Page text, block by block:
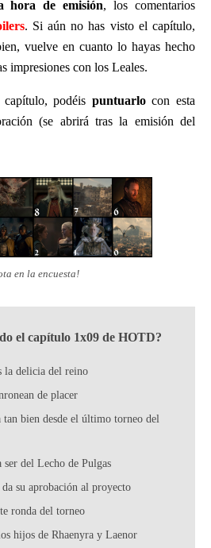
hora de emisión, los comentarios
. Si aún no has visto el capítulo,
vuelve en cuanto lo hayas hecho
impresiones con los Leales.
podéis puntuarlocon esta
(se abrirá tras la emisión del
en la encuesta!
el capítulo 1x09 de HOTD?
la delicia del reino
de placer
tan bien desde el último torneo del
ser del Lecho de Pulgas
su aprobación al proyecto
ronda del torneo
hijos de Rhaenyra y Laenor